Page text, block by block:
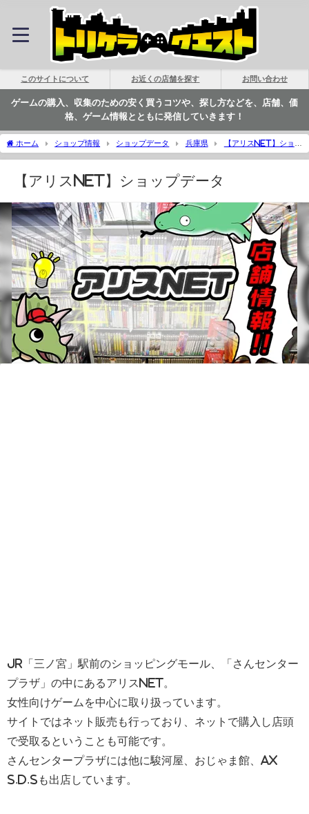
このサイトについて お近くの店舗を探す お問い合わせ
ゲームの購入、収集のための安く買うコツや、探し方などを、店舗、価
格、ゲーム情報とともに発信していきます！
ホーム ショップ情報 ショップデータ 兵庫県
【アリスNET】ショッ
プデータ | トリケラクエスト
【アリスNET】ショップデータ
JR「三ノ宮」駅前のショッピングモール、「さんセンター
プラザ」の中にあるアリスNET。
女性向けゲームを中心に取り扱っています。
サイトではネット販売も行っており、ネットで購入し店頭
で受取るということも可能です。
さんセンタープラザには他に駿河屋、おじゃま館、ax
s.d.sも出店しています。